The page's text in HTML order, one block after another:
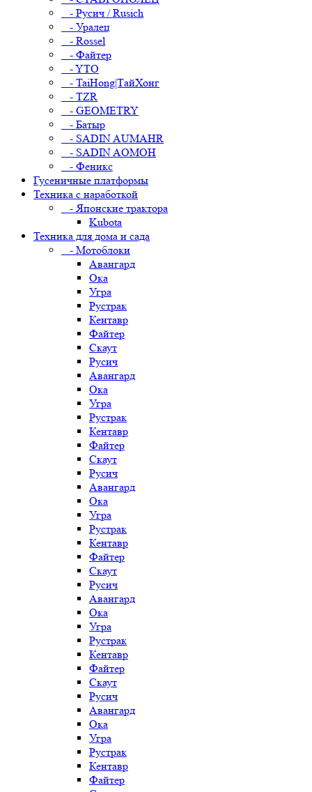
- Русич / Rusich
- Уралец
- Rossel
- Файтер
- YTO
- TaiHong|ТайХонг
- TZR
- GEOMETRY
- Батыр
- SADIN AUMAHR
- SADIN AOMOH
- Феникс
Гусеничные платформы
Техника с наработкой
- Японские трактора
Kubota
Техника для дома и сада
- Мотоблоки
Авангард
Ока
Угра
Рустрак
Кентавр
Файтер
Скаут
Русич
Авангард
Ока
Угра
Рустрак
Кентавр
Файтер
Скаут
Русич
Авангард
Ока
Угра
Рустрак
Кентавр
Файтер
Скаут
Русич
Авангард
Ока
Угра
Рустрак
Кентавр
Файтер
Скаут
Русич
Авангард
Ока
Угра
Рустрак
Кентавр
Файтер